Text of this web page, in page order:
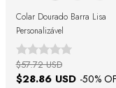
Colar Dourado Barra Lisa
Personalizável
$28.86 USD -50%
$57.72 USD